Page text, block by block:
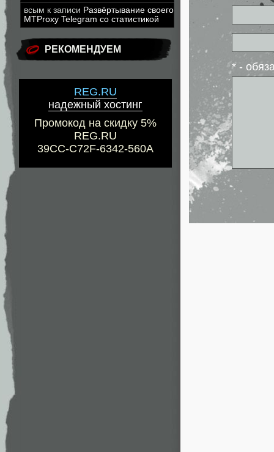
всым к записи Развёртывание своего
MTProxy Telegram со статистикой
РЕКОМЕНДУЕМ
REG.RU
надежный хостинг
Промокод на скидку 5%
REG.RU
39CC-C72F-6342-560A
* -